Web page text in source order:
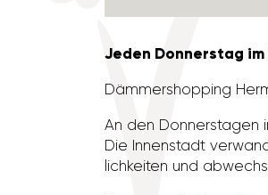
Jeden Donnerstag im
Dämmer­shop­ping
An den Donners­tagen
Die Innen­stadt
lich­keiten und